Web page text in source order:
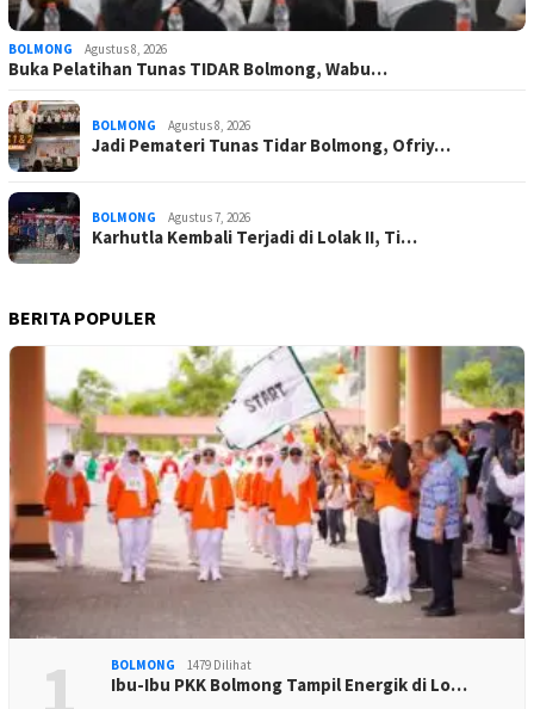
BOLMONG Agustus 8, 2026
Buka Pelatihan Tunas TIDAR Bolmong, Wabu…
BOLMONG Agustus 8, 2026
Jadi Pemateri Tunas Tidar Bolmong, Ofriy…
BOLMONG Agustus 7, 2026
Karhutla Kembali Terjadi di Lolak II, Ti…
BERITA POPULER
1 BOLMONG 1479 Dilihat
Ibu-Ibu PKK Bolmong Tampil Energik di Lo…